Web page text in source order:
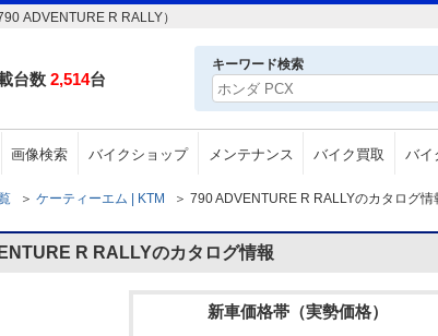
ADVENTURE R RALLY）
台数 2,514台
キーワード検索
画像検索 バイクショップ メンテナンス バイク買取 バイ
＞ ケーティーエム | KTM ＞ 790 ADVENTURE R RALLYのカタログ情
R RALLYのカタログ情報
新車価格帯（実勢価格）